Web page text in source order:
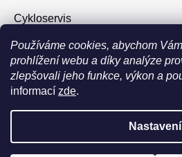
Používáme cookies, abychom
prohlížení webu a díky analýze
zlepšovali jeho funkce, výkon a
informací zde.
Nastavení
POZOR - stav zboží SKLADEM
Cykloservis
Skiservis
Obchodní podmínky
Podmínky ochrany osobních